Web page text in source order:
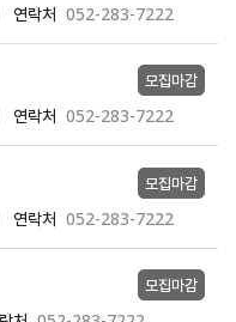
연락처 052-283-7222
연락처 052-283-7222
모집마감
연락처 052-283-7222
모집마감
모집마감